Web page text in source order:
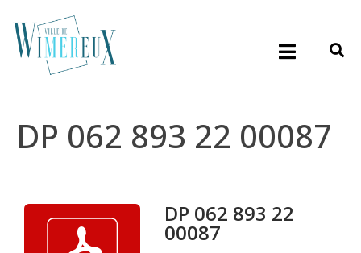
DP 062 893 22 00087
DP 062 893 22
00087